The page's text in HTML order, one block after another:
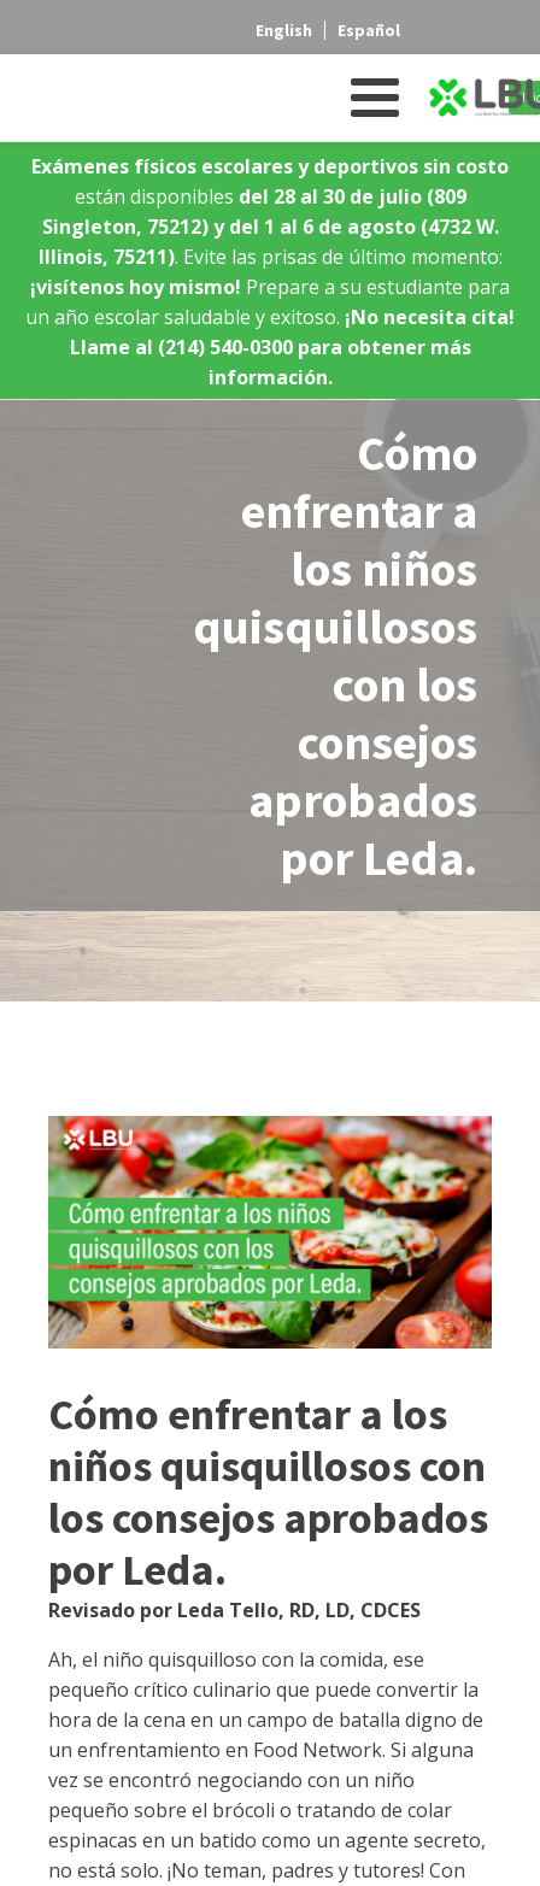
English Español
Exámenes físicos escolares y deportivos sin costo
están disponibles del 28 al 30 de julio (809
Singleton, 75212) y del 1 al 6 de agosto (4732 W.
Illinois, 75211). Evite las prisas de último momento:
¡visítenos hoy mismo! Prepare a su estudiante para
un año escolar saludable y exitoso. ¡No necesita cita!
Llame al (214) 540-0300 para obtener más
información.
Cómo
enfrentar a
los niños
quisquillosos
con los
consejos
aprobados
por Leda.
Cómo enfrentar a los
niños quisquillosos con
los consejos aprobados
por Leda.
Revisado por Leda Tello, RD, LD, CDCES
Ah, el niño quisquilloso con la comida, ese
pequeño crítico culinario que puede convertir la
hora de la cena en un campo de batalla digno de
un enfrentamiento en Food Network. Si alguna
vez se encontró negociando con un niño
pequeño sobre el brócoli o tratando de colar
espinacas en un batido como un agente secreto,
no está solo. ¡No teman, padres y tutores! Con